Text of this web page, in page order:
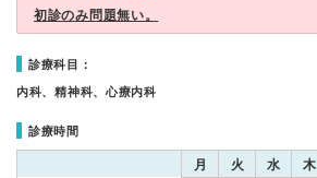
初診のみ問題無い。
診療科目：
内科、精神科、心療内科
診療時間
月 火 水 木